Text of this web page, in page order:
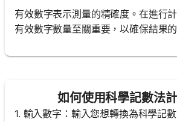
有效數字表示測量的精確度。在進行
有效數字數量至關重要，以確保結果
如何使用科學記數法
1. 輸入數字：輸入您想轉換為科學記